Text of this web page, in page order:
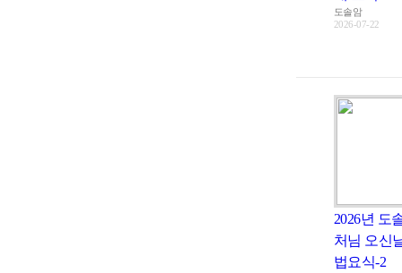
도솔암
2026-07-22
2026년 도
처님 오신
법요식-2